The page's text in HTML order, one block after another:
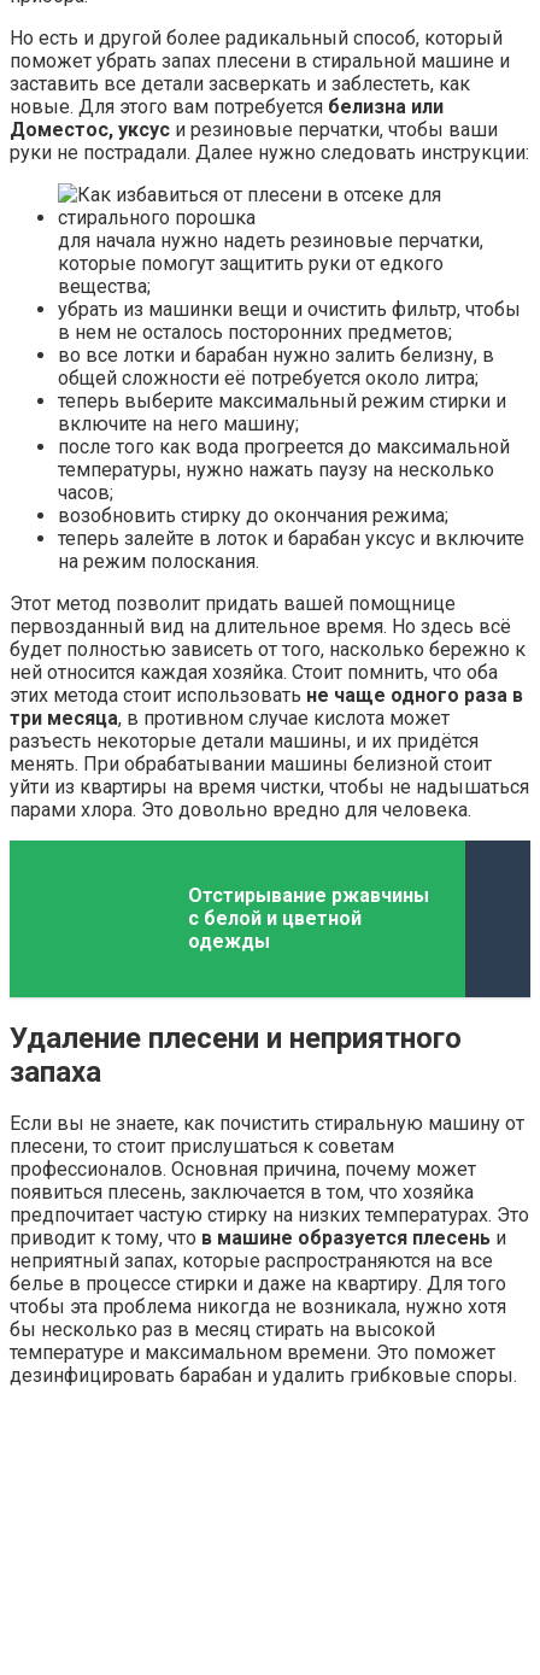
Но есть и другой более радикальный способ, который
поможет убрать запах плесени в стиральной машине и
заставить все детали засверкать и заблестеть, как
новые. Для этого вам потребуется белизна или
Доместос, уксус и резиновые перчатки, чтобы ваши
руки не пострадали. Далее нужно следовать инструкции:
для начала нужно надеть резиновые перчатки,
которые помогут защитить руки от едкого
вещества;
убрать из машинки вещи и очистить фильтр, чтобы
в нем не осталось посторонних предметов;
во все лотки и барабан нужно залить белизну, в
общей сложности её потребуется около литра;
теперь выберите максимальный режим стирки и
включите на него машину;
после того как вода прогреется до максимальной
температуры, нужно нажать паузу на несколько
часов;
возобновить стирку до окончания режима;
теперь залейте в лоток и барабан уксус и включите
на режим полоскания.
Этот метод позволит придать вашей помощнице
первозданный вид на длительное время. Но здесь всё
будет полностью зависеть от того, насколько бережно к
ней относится каждая хозяйка. Стоит помнить, что оба
этих метода стоит использовать не чаще одного раза в
три месяца, в противном случае кислота может
разъесть некоторые детали машины, и их придётся
менять. При обрабатывании машины белизной стоит
уйти из квартиры на время чистки, чтобы не надышаться
парами хлора. Это довольно вредно для человека.
Отстирывание ржавчины
с белой и цветной
одежды
Удаление плесени и неприятного
запаха
Если вы не знаете, как почистить стиральную машину от
плесени, то стоит прислушаться к советам
профессионалов. Основная причина, почему может
появиться плесень, заключается в том, что хозяйка
предпочитает частую стирку на низких температурах. Это
приводит к тому, что в машине образуется плесень и
неприятный запах, которые распространяются на все
белье в процессе стирки и даже на квартиру. Для того
чтобы эта проблема никогда не возникала, нужно хотя
бы несколько раз в месяц стирать на высокой
температуре и максимальном времени. Это поможет
дезинфицировать барабан и удалить грибковые споры.